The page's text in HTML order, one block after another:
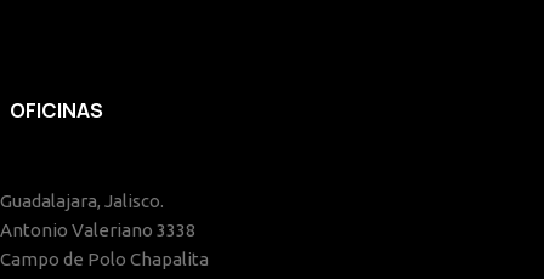
OFICINAS
Guadalajara, Jalisco.
Antonio Valeriano 3338
Campo de Polo Chapalita